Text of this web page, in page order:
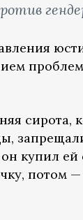
купил
потом